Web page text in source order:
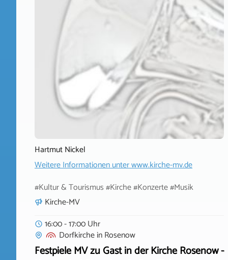
Hartmut Nickel
Weitere Informationen unterwww.kirche-mv.de
#Kultur & Tourismus #Kirche #Konzerte #Musik
Kirche-MV
16:00 - 17:00 Uhr
DorfkircheinRosenow
Festpiele MV zu Gast in der Kirche Rosenow -